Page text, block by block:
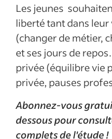
Les jeunes
liberté tant dans
(changer de métier,
et ses jours de
privée (équilibre vie
privée, pauses
Abonnez-vous
dessouspour
complets de l'étude !